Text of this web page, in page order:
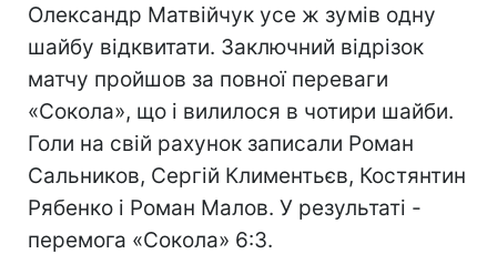
Олександр Матвійчук усе ж зумів одну
шайбу відквитати. Заключний відрізок
матчу пройшов за повної переваги
«Сокола», що і вилилося в чотири шайби.
Голи на свій рахунок записали Роман
Сальников, Сергій Климентьєв, Костянтин
Рябенко і Роман Малов. У результаті -
перемога «Сокола» 6:3.